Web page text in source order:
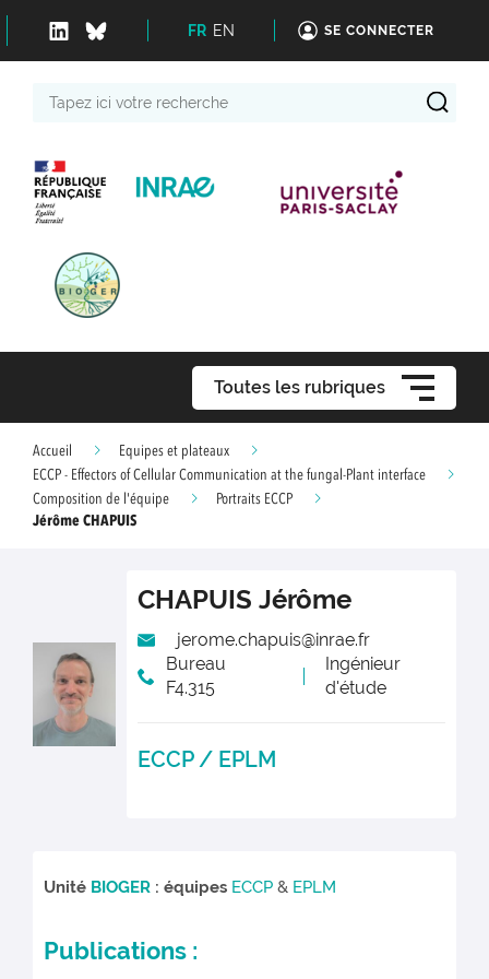
FR EN SE CONNECTER
Toutes les rubriques
Accueil
Equipes et plateaux
ECCP - Effectors of Cellular Communication at the fungal-Plant interface
Composition de l'équipe
Portraits ECCP
Jérôme CHAPUIS
CHAPUIS Jérôme
jerome.chapuis@inrae.fr
Bureau
F4.315
Ingénieur
d'étude
ECCP / EPLM
Unité BIOGER : équipes ECCP & EPLM
Publications :